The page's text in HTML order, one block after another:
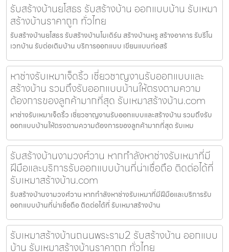
รับสร้างบ้านยโสธร รับสร้างบ้าน ออกแบบบ้าน รับเหมา
สร้างบ้านราคาถูก ทั่วไทย
รับสร้างบ้านยโสธร รับสร้างบ้านโมเดิร์น สร้างบ้านหรู สร้างอาคาร รับรีโน
เวทบ้าน รับต่อเติมบ้าน บริการออกแบบ เขียนแบบก่อสร้
หาช่างรับเหมาเจ็ดริ้ว เชี่ยวชาญงานรับออกแบบและ
สร้างบ้าน รวมถึงรับออกแบบบ้านให้ตรงตามความ
ต้องการของลูกค้ามากที่สุด รับเหมาสร้างบ้าน.com
หาช่างรับเหมาเจ็ดริ้ว เชี่ยวชาญงานรับออกแบบและสร้างบ้าน รวมถึงรับ
ออกแบบบ้านให้ตรงตามความต้องการของลูกค้ามากที่สุด รับเหม
รับสร้างบ้านงามวงศ์วาน หากกำลังหาช่างรับเหมาที่มี
ฝีมือและบริการรับออกแบบบ้านที่น่าเชื่อถือ ติดต่อได้ที่
รับเหมาสร้างบ้าน.com
รับสร้างบ้านงามวงศ์วาน หากกำลังหาช่างรับเหมาที่มีฝีมือและบริการรับ
ออกแบบบ้านที่น่าเชื่อถือ ติดต่อได้ที่ รับเหมาสร้างบ้าน
รับเหมาสร้างบ้านถนนพระราม2 รับสร้างบ้าน ออกแบบ
บ้าน รับเหมาสร้างบ้านราคาถูก ทั่วไทย